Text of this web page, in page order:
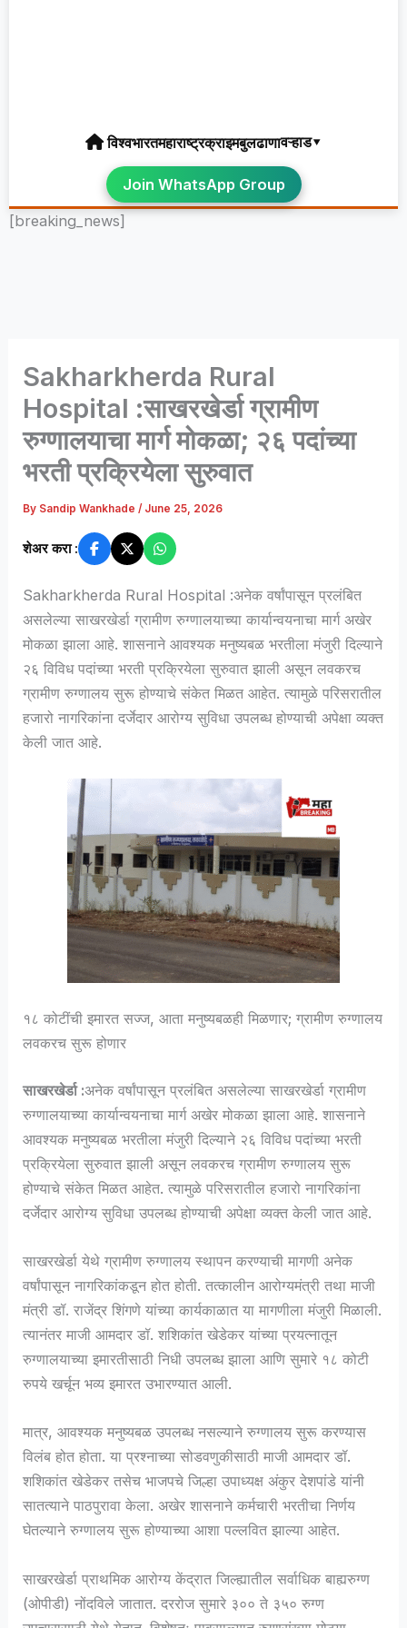
विश्वभारतमहाराष्ट्रक्राइमबुलढाणावऱ्हाड▾
Join WhatsApp Group
[breaking_news]
Sakharkherda Rural
Hospital :साखरखेर्डा ग्रामीण
रुग्णालयाचा मार्ग मोकळा; २६ पदांच्या
भरती प्रक्रियेला सुरुवात
By Sandip Wankhade/ June 25, 2026
शेअर करा :
Sakharkherda Rural Hospital :अनेक वर्षांपासून प्रलंबित
असलेल्या साखरखेर्डा ग्रामीण रुग्णालयाच्या कार्यान्वयनाचा मार्ग अखेर
मोकळा झाला आहे. शासनाने आवश्यक मनुष्यबळ भरतीला मंजुरी दिल्याने
२६ विविध पदांच्या भरती प्रक्रियेला सुरुवात झाली असून लवकरच
ग्रामीण रुग्णालय सुरू होण्याचे संकेत मिळत आहेत. त्यामुळे परिसरातील
हजारो नागरिकांना दर्जेदार आरोग्य सुविधा उपलब्ध होण्याची अपेक्षा व्यक्त
केली जात आहे.
१८ कोटींची इमारत सज्ज, आता मनुष्यबळही मिळणार; ग्रामीण रुग्णालय
लवकरच सुरू होणार
साखरखेर्डा :अनेक वर्षांपासून प्रलंबित असलेल्या साखरखेर्डा ग्रामीण
रुग्णालयाच्या कार्यान्वयनाचा मार्ग अखेर मोकळा झाला आहे. शासनाने
आवश्यक मनुष्यबळ भरतीला मंजुरी दिल्याने २६ विविध पदांच्या भरती
प्रक्रियेला सुरुवात झाली असून लवकरच ग्रामीण रुग्णालय सुरू
होण्याचे संकेत मिळत आहेत. त्यामुळे परिसरातील हजारो नागरिकांना
दर्जेदार आरोग्य सुविधा उपलब्ध होण्याची अपेक्षा व्यक्त केली जात आहे.
साखरखेर्डा येथे ग्रामीण रुग्णालय स्थापन करण्याची मागणी अनेक
वर्षांपासून नागरिकांकडून होत होती. तत्कालीन आरोग्यमंत्री तथा माजी
मंत्री डॉ. राजेंद्र शिंगणे यांच्या कार्यकाळात या मागणीला मंजुरी मिळाली.
त्यानंतर माजी आमदार डॉ. शशिकांत खेडेकर यांच्या प्रयत्नातून
रुग्णालयाच्या इमारतीसाठी निधी उपलब्ध झाला आणि सुमारे १८ कोटी
रुपये खर्चून भव्य इमारत उभारण्यात आली.
मात्र, आवश्यक मनुष्यबळ उपलब्ध नसल्याने रुग्णालय सुरू करण्यास
विलंब होत होता. या प्रश्नाच्या सोडवणुकीसाठी माजी आमदार डॉ.
शशिकांत खेडेकर तसेच भाजपचे जिल्हा उपाध्यक्ष अंकुर देशपांडे यांनी
सातत्याने पाठपुरावा केला. अखेर शासनाने कर्मचारी भरतीचा निर्णय
घेतल्याने रुग्णालय सुरू होण्याच्या आशा पल्लवित झाल्या आहेत.
साखरखेर्डा प्राथमिक आरोग्य केंद्रात जिल्ह्यातील सर्वाधिक बाह्यरुग्ण
(ओपीडी) नोंदविले जातात. दररोज सुमारे ३०० ते ३५० रुग्ण